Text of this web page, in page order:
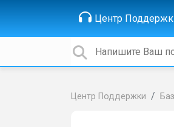
Центр
Центр Поддержки